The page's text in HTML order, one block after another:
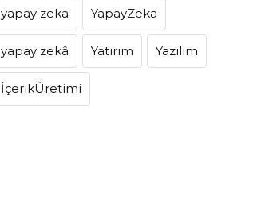
yapay zeka YapayZeka
yapay zekâ Yatırım Yazılım
İçerikÜretimi